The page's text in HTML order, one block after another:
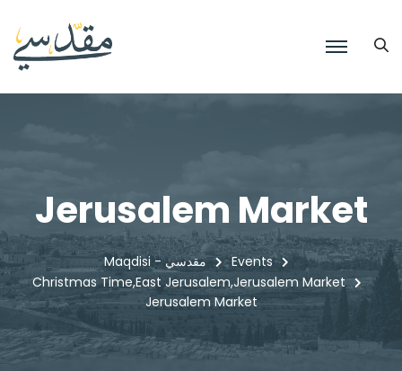
Jerusalem Market
Maqdisi - مقدسي
Events
Christmas Time,East Jerusalem,Jerusalem Market
Jerusalem Market